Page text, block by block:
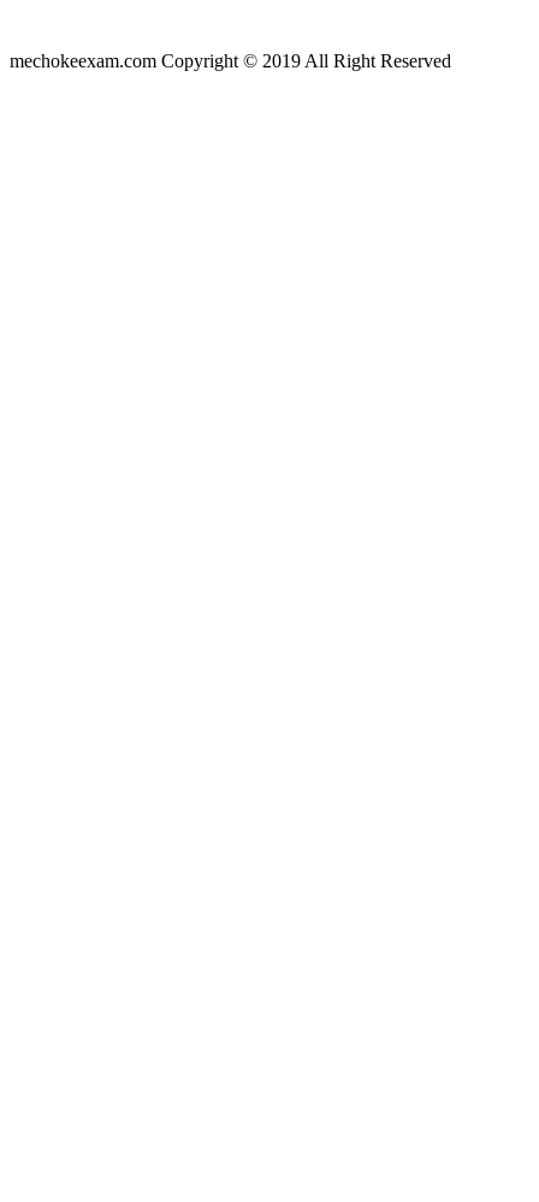
mechokeexam.com Copyright © 2019 All Right Reserved